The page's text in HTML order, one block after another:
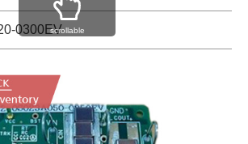
0300EVscrollable